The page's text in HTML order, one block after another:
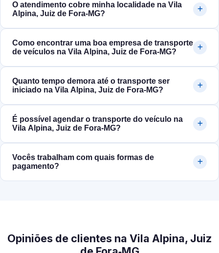
O atendimento cobre minha localidade na Vila
Alpina, Juiz de Fora‑MG?
Como encontrar uma boa empresa de transporte
de veículos na Vila Alpina, Juiz de Fora‑MG?
Quanto tempo demora até o transporte ser
iniciado na Vila Alpina, Juiz de Fora‑MG?
É possível agendar o transporte do veículo na
Vila Alpina, Juiz de Fora‑MG?
Vocês trabalham com quais formas de
pagamento?
Opiniões de clientes na Vila Alpina, Juiz